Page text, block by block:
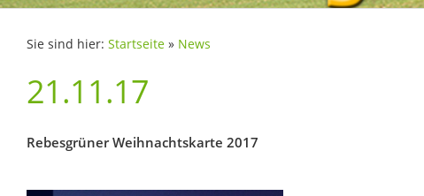
Sie sind hier: Startseite » News
21.11.17
Rebesgrüner Weihnachtskarte 2017